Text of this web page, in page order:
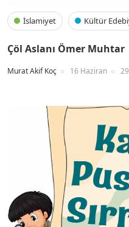
İslamiyet Kültür
Çöl Aslanı Ömer Muhtar
Murat Akif Koç 16 Haziran